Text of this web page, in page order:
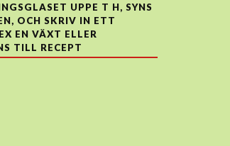
UPPE T H, SYNS
OCH SKRIV IN ETT
EN VÄXT ELLER
TILL RECEPT